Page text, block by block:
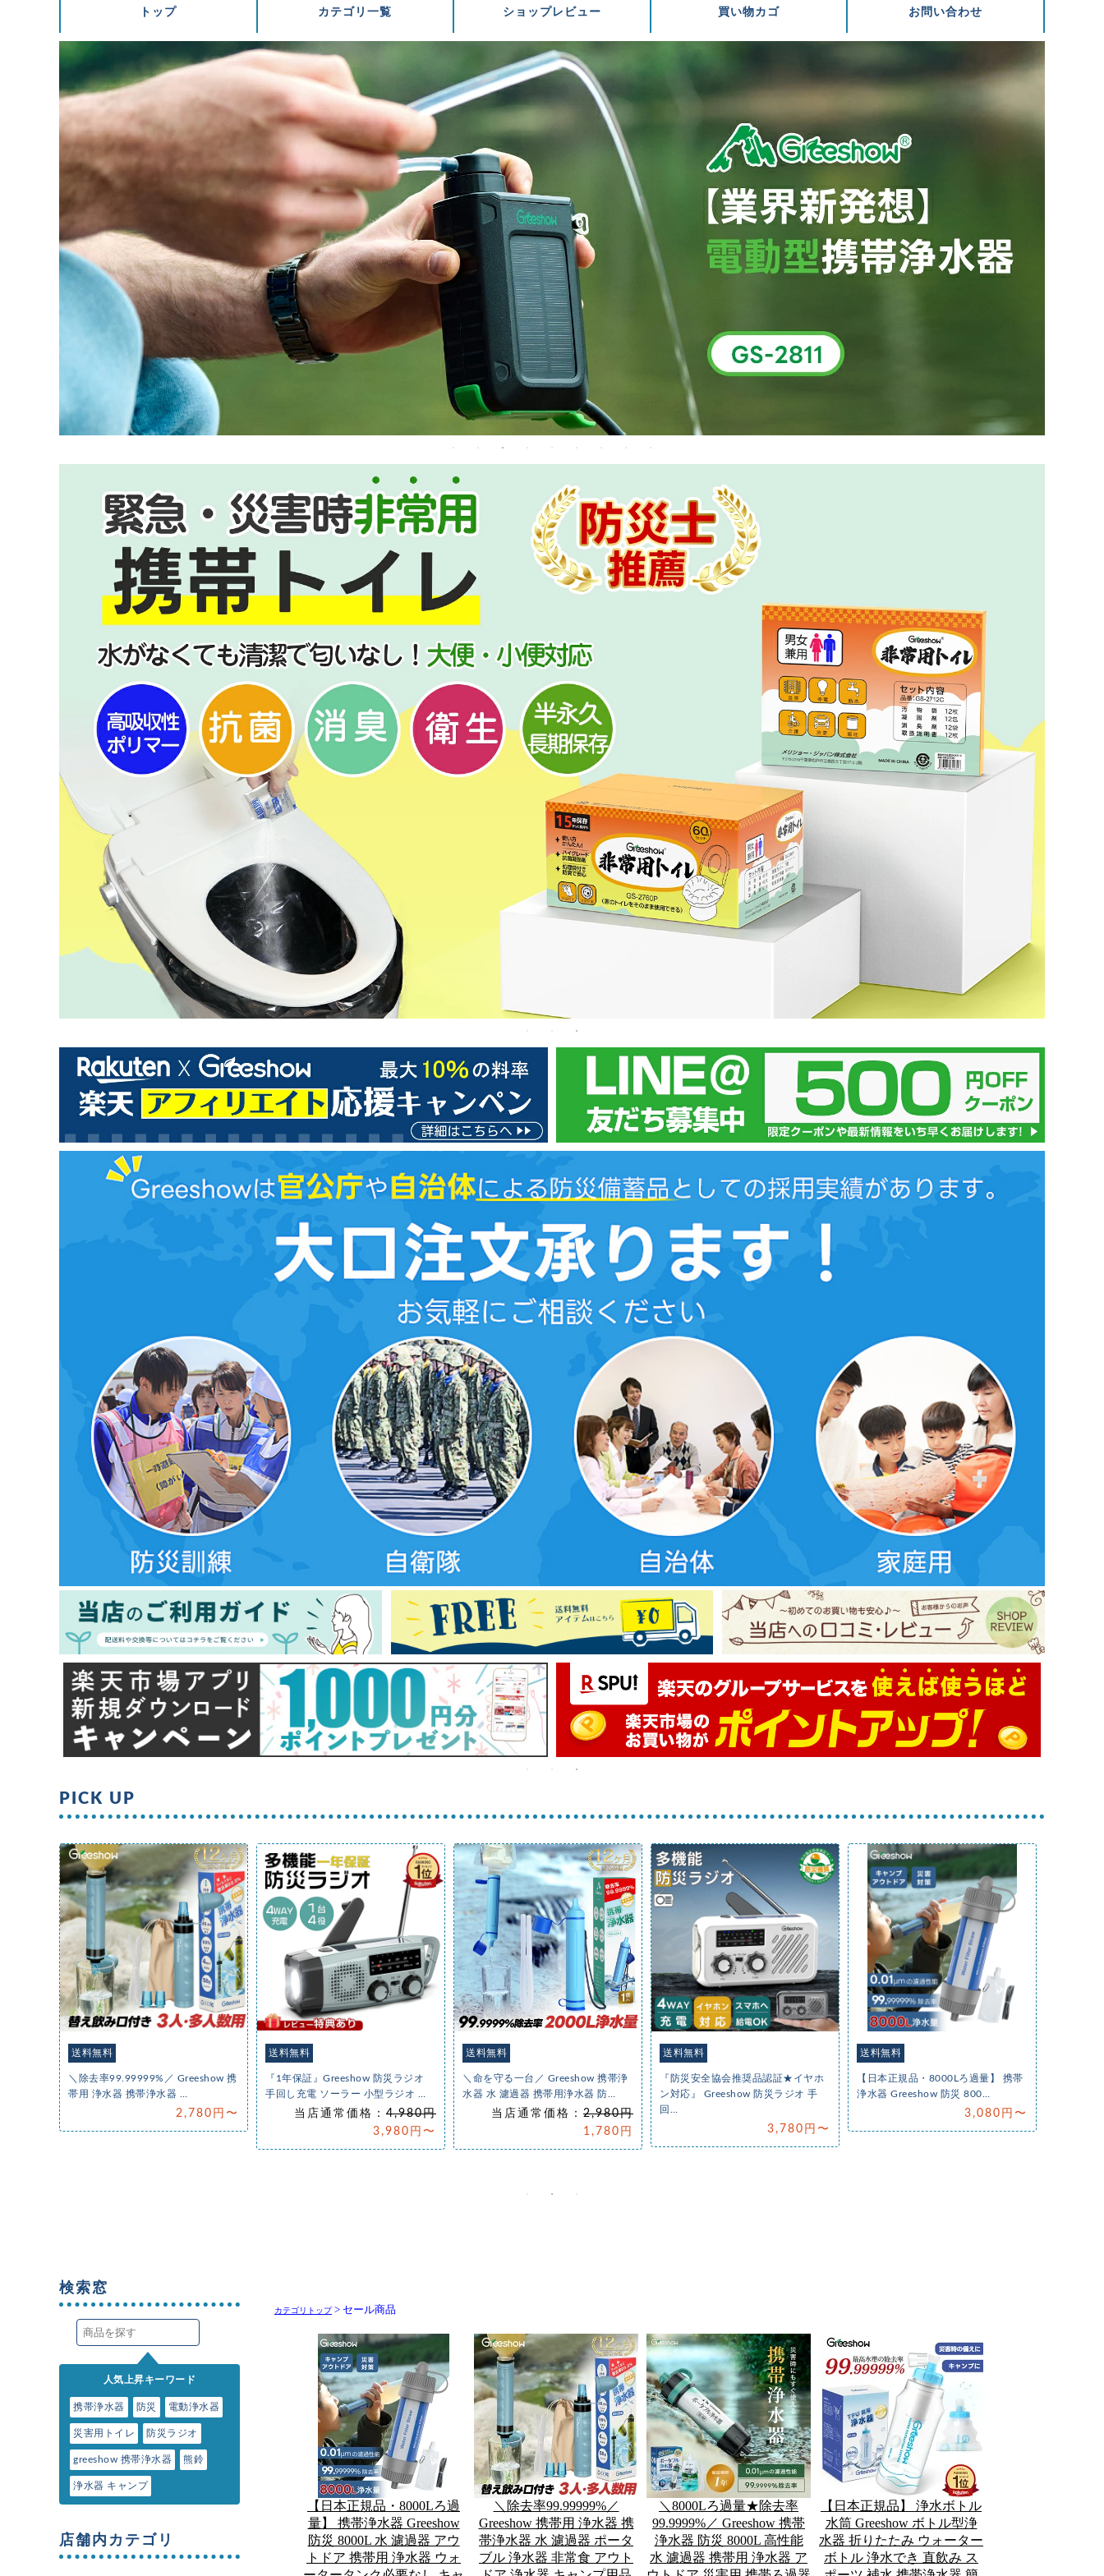
カテゴリトップ> セール商品
【日本正規品・8000Lろ過
量】 携帯浄水器 Greeshow
防災 8000L 水 濾過器 アウ
トドア 携帯用 浄水器 ウォ
＼除去率99.99999%／
Greeshow 携帯用 浄水器 携
帯浄水器 水 濾過器 ポータ
ブル 浄水器 非常食 アウト
＼8000Lろ過量★除去率
99.9999%／ Greeshow 携帯
浄水器 防災 8000L 高性能
水 濾過器 携帯用 浄水器 ア
【日本正規品】 浄水ボトル
水筒 Greeshow ボトル型浄
水器 折りたたみ ウォーター
ボトル 浄水でき 直飲み ス